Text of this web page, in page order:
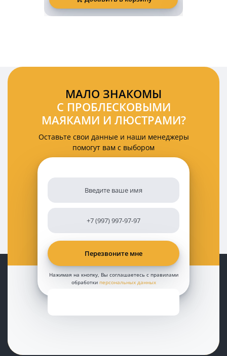
маяк
мигалка
МАЛО ЗНАКОМЫ
С ПРОБЛЕСКОВЫМИ
МАЯКАМИ И ЛЮСТРАМИ?
Оставьте свои данные и наши менеджеры
помогут вам с выбором
Нажимая на кнопку, Вы соглашаетесь с правилами
обработки персональных данных